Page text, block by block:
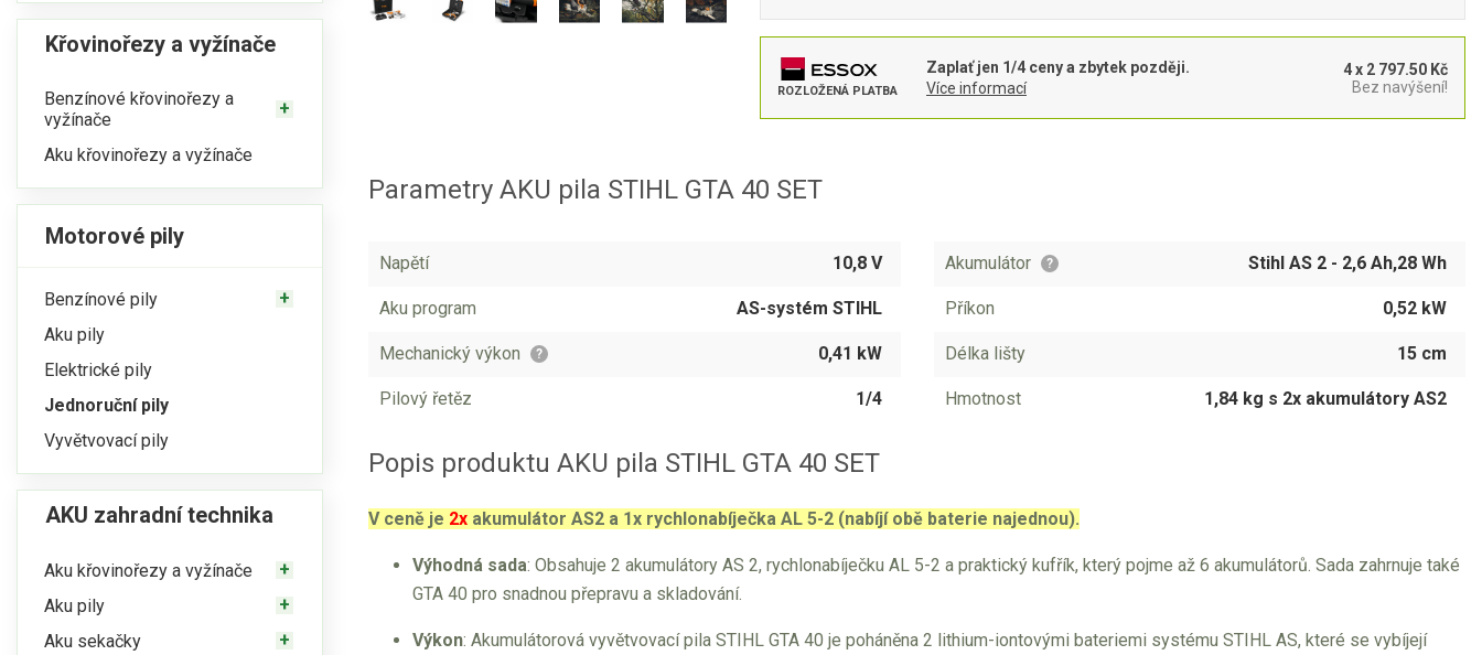
Křovinořezy a vyžínače
Benzínové křovinořezy a
vyžínače
Aku křovinořezy a vyžínače
Motorové pily
Benzínové pily
Aku pily
Elektrické pily
Jednoruční pily
Vyvětvovací pily
AKU zahradní technika
Aku křovinořezy a vyžínače
Aku pily
Aku sekačky
ROZLOŽENÁ PLATBA
Zaplať jen 1/4 ceny a zbytek později.
Více informací
4 x 2 797.50 Kč
Bez navýšení!
Parametry AKU pila STIHL GTA 40 SET
Napětí 10,8 V Akumulátor ? Stihl AS 2 - 2,6 Ah,28 Wh
Aku program AS-systém STIHL Příkon 0,52 kW
Mechanický výkon ? 0,41 kW Délka lišty 15 cm
Pilový řetěz 1/4 Hmotnost 1,84 kg s 2x akumulátory AS2
Popis produktu AKU pila STIHL GTA 40 SET
V ceně je 2x akumulátor AS2 a 1x rychlonabíječka AL 5-2 (nabíjí obě baterie najednou).
Výhodná sada: Obsahuje 2 akumulátory AS 2, rychlonabíječku AL 5-2 a praktický kufřík, který pojme až 6 akumulátorů. Sada zahrnuje také
GTA 40 pro snadnou přepravu a skladování.
Výkon: Akumulátorová vyvětvovací pila STIHL GTA 40 je poháněna 2 lithium-iontovými bateriemi systému STIHL AS, které se vybíjejí